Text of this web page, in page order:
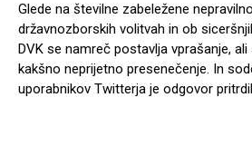
Glede na številne zabeležene
državnozborskih volitvah in ob
DVK se namreč postavlja vprašanje,
kakšno neprijetno presenečenje. In
uporabnikov Twitterja je odgovor